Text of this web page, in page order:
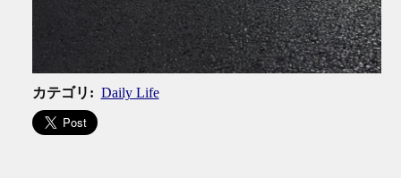
カテゴリ : Daily Life